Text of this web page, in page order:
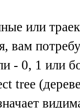
или
вам
- 0, 1 или
tree